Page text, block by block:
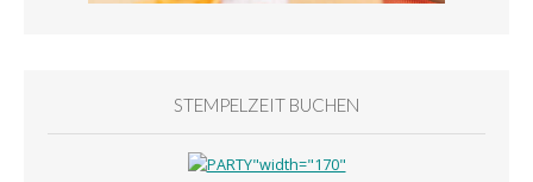
STEMPELZEIT BUCHEN